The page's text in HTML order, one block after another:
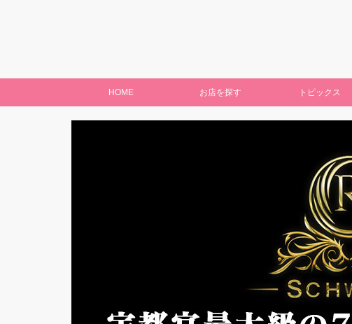
HOME お店を探す トピックス